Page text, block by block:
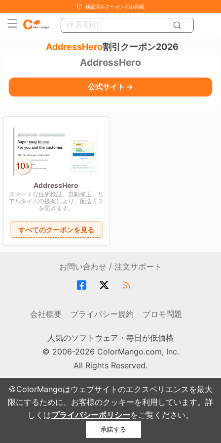
🍪ColorMangoはウェブサイトのエクスペリエンスを最大
限にするために、お客様のクッキーを利用しています。詳
しくはプライバシーポリシーをご覧ください。
承諾する
検証済みクーポンのみ掲載
AddressHero割引クーポン2026
AddressHero
公式サイト →
AddressHero
スマートな住所検証、自動修正、リ
アルタイムの提案により、配送ミス
を防ぎます。
すべてのクーポンを見る
お問い合わせ / 注文サポート
会社概要 プライバシー規約 プロモ問題
人気のソフトウェア・毎日が低価格
© 2006-2026 ColorMango.com, Inc.
All Rights Reserved.